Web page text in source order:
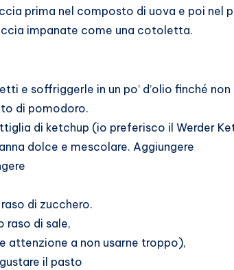
prima nel composto di uova e poi nel
impanate come una cotoletta.
e soffriggerle in un po’ d’olio finché
di pomodoro.
di ketchup (io preferisco il Werder
dolce e mescolare. Aggiungere
di zucchero.
raso di sale,
attenzione a non usarne troppo),
il pasto